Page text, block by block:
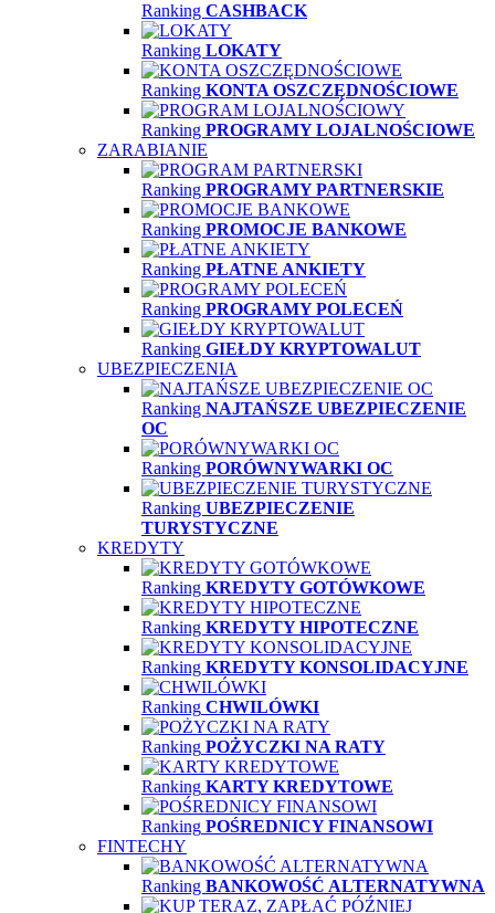
Ranking CASHBACK
Ranking LOKATY
Ranking KONTA OSZCZĘDNOŚCIOWE
Ranking PROGRAMY LOJALNOŚCIOWE
ZARABIANIE
Ranking PROGRAMY PARTNERSKIE
Ranking PROMOCJE BANKOWE
Ranking PŁATNE ANKIETY
Ranking PROGRAMY POLECEŃ
Ranking GIEŁDY KRYPTOWALUT
UBEZPIECZENIA
Ranking NAJTAŃSZE UBEZPIECZENIE
OC
Ranking PORÓWNYWARKI OC
Ranking UBEZPIECZENIE
TURYSTYCZNE
KREDYTY
Ranking KREDYTY GOTÓWKOWE
Ranking KREDYTY HIPOTECZNE
Ranking KREDYTY KONSOLIDACYJNE
Ranking CHWILÓWKI
Ranking POŻYCZKI NA RATY
Ranking KARTY KREDYTOWE
Ranking POŚREDNICY FINANSOWI
FINTECHY
Ranking BANKOWOŚĆ ALTERNATYWNA